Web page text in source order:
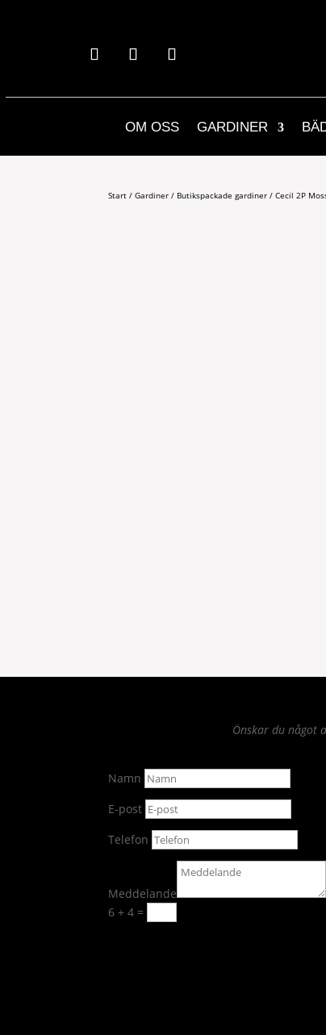
OM OSS GARDINER
Start /Gardiner / Butikspackade gardiner / Cecil 2P
Önskar du något
Namn
E-post
Telefon
Meddelande
6 + 4 =